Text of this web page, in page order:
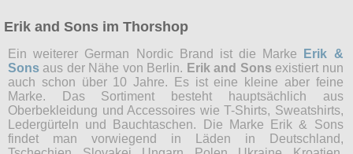
Erik and Sons im Thorshop
Ein weiterer German Nordic Brand ist die Marke
Erik &
Sons aus der Nähe von Berlin. Erik and Sons existiert nun
auch schon über 10 Jahre. Es ist eine kleine aber feine
Marke. Das Sortiment besteht hauptsächlich aus
Oberbekleidung und Accessoires wie T-Shirts, Sweatshirts,
Ledergürteln und Bauchtaschen. Die Marke Erik & Sons
findet man vorwiegend in Läden in Deutschland,